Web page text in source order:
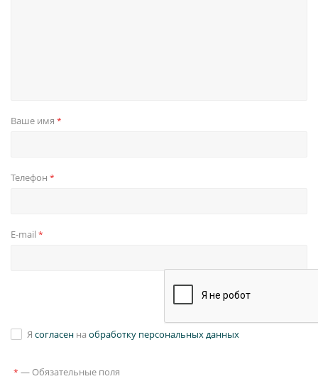
Ваше имя *
Телефон *
E-mail *
Я согласен на обработку персональных данных
* — Обязательные поля